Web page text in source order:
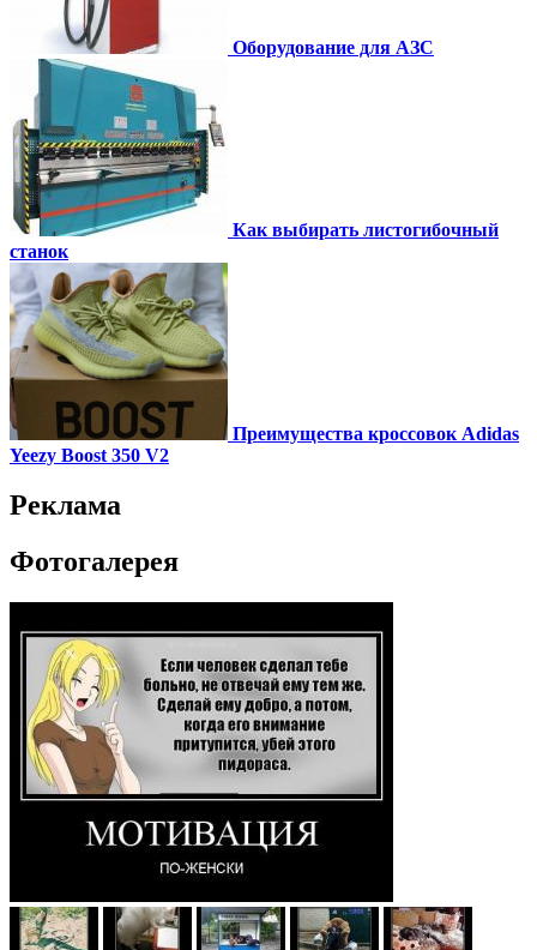
Оборудование для АЗС
Как выбирать листогибочный
станок
Преимущества кроссовок Adidas
Yeezy Boost 350 V2
Реклама
Фотогалерея